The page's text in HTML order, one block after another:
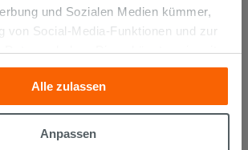
und Sozialen Medien kümmer,
von Social-Media-Funktionen und zur
Datenverkehrs. Diese könnten sie mit
die Sie ihnen geliefert haben oder
Verwendung ihrer Dienste
kombinieren. Falls Sie mehr wissen
Zustimmung zu allen oder einigen
Alle zulassen
Anpassen